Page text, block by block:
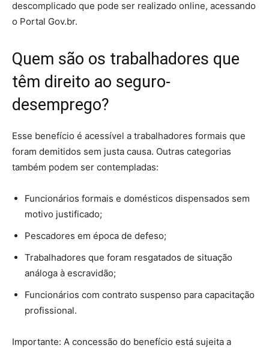
descomplicado que pode ser realizado online, acessando
o Portal Gov.br.
Quem são os trabalhadores que
têm direito ao seguro-
desemprego?
Esse benefício é acessível a trabalhadores formais que
foram demitidos sem justa causa. Outras categorias
também podem ser contempladas:
Funcionários formais e domésticos dispensados sem
motivo justificado;
Pescadores em época de defeso;
Trabalhadores que foram resgatados de situação
análoga à escravidão;
Funcionários com contrato suspenso para capacitação
profissional.
Importante: A concessão do benefício está sujeita a